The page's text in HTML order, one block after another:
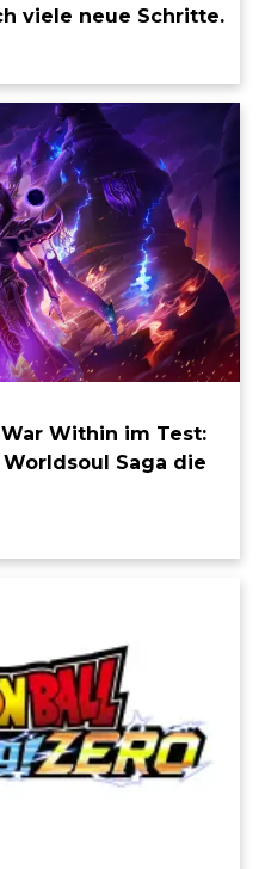
viele neue Schritte.
Within im Test:
Saga die